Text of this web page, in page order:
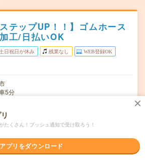
テップUP！！】ゴムホース
工/日払いOK
土日祝日が休み 残業なし WEB登録OK
5分
できる方、大歓迎！
たくさん！プッシュ通知で受け取ろう！
アプリをダウンロード